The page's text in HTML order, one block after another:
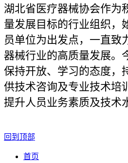
湖北省医疗器械协会作为
量发展目标的行业组织，
员单位为出发点，一直致
器械行业的高质量发展。
保持开放、学习的态度，
供技术咨询及专业技术培
提升人员业务素质及技术
回到顶部
首页